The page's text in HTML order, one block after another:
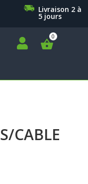
Livraison 2 à
5 jours

CABLE